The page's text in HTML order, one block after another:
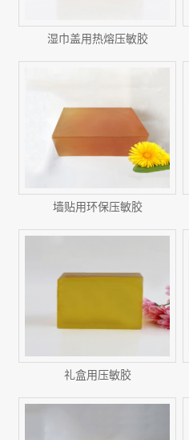
湿巾盖用热熔压敏胶
墙贴用环保压敏胶
礼盒用压敏胶